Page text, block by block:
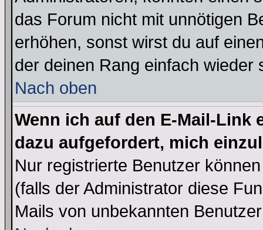
das Forum nicht mit unnötigen
erhöhen, sonst wirst du auf
der deinen Rang einfach wieder
Nach oben
Wenn ich auf den E-Mail-Link
dazu aufgefordert, mich
Nur registrierte Benutzer
(falls der Administrator diese
Mails von unbekannten